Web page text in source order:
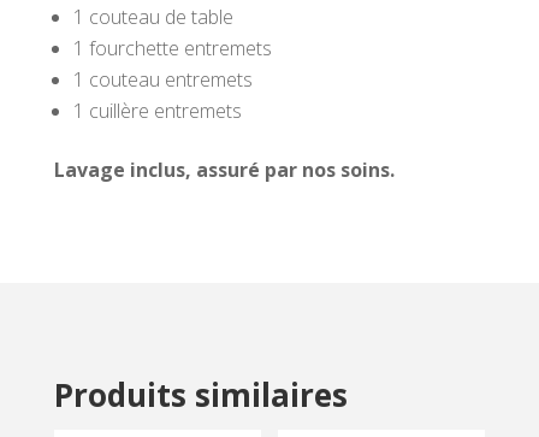
1 couteau de table
1 fourchette entremets
1 couteau entremets
1 cuillère entremets
Lavage inclus, assuré par nos soins.
Produits similaires